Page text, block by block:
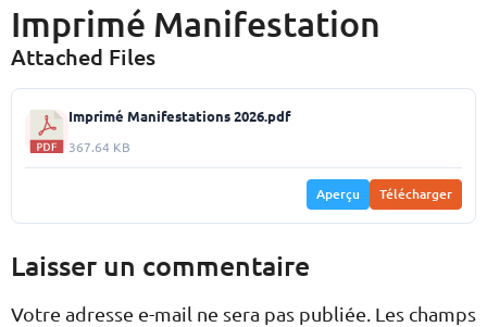
Imprimé Manifestation
Attached Files
Imprimé Manifestations 2026.pdf
367.64 KB
Aperçu Télécharger
Laisser un commentaire
Votre adresse e-mail ne sera pas publiée. Les champs